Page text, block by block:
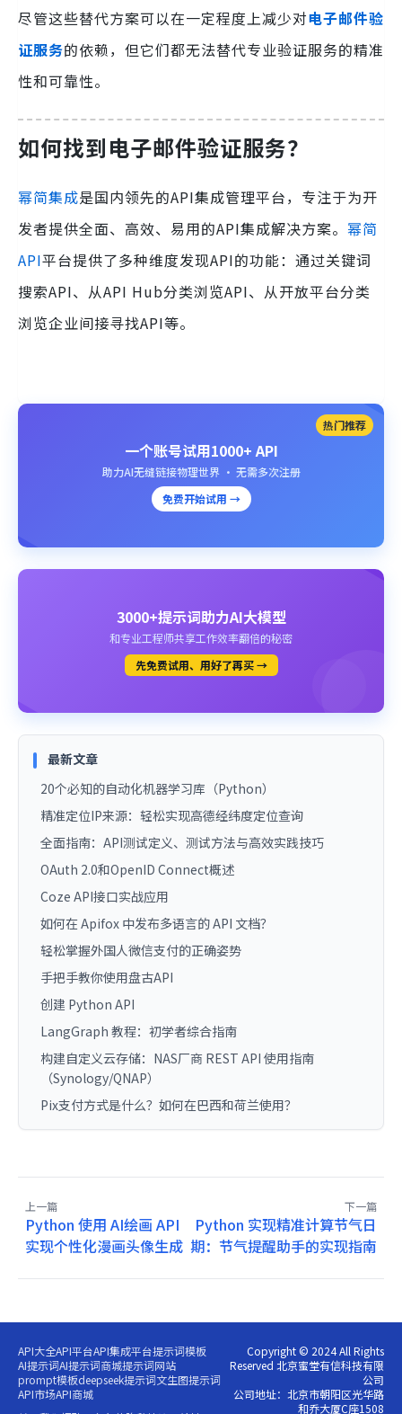
尽管这些替代方案可以在一定程度上减少对电子邮件验
证服务的依赖，但它们都无法替代专业验证服务的精准
性和可靠性。
如何找到电子邮件验证服务？
幂简集成是国内领先的API集成管理平台，专注于为开
发者提供全面、高效、易用的API集成解决方案。 幂简
API平台提供了多种维度发现API的功能：通过关键词
搜索API、从API Hub分类浏览API、从开放平台分类
浏览企业间接寻找API等。
热门推荐
一个账号试用1000+ API
助力AI无缝链接物理世界 · 无需多次注册
免费开始试用 →
3000+提示词助力AI大模型
和专业工程师共享工作效率翻倍的秘密
先免费试用、用好了再买 →
最新文章
20个必知的自动化机器学习库（Python）
精准定位IP来源：轻松实现高德经纬度定位查询
全面指南：API测试定义、测试方法与高效实践技巧
OAuth 2.0和OpenID Connect概述
Coze API接口实战应用
如何在 Apifox 中发布多语言的 API 文档？
轻松掌握外国人微信支付的正确姿势
手把手教你使用盘古API
创建 Python API
LangGraph 教程：初学者综合指南
构建自定义云存储：NAS厂商 REST API 使用指南
（Synology/QNAP）
Pix支付方式是什么？如何在巴西和荷兰使用？
上一篇
Python 使用 AI绘画 API
实现个性化漫画头像生成
下一篇
Python 实现精准计算节气日
期：节气提醒助手的实现指南
API大全API平台API集成平台提示词模板
AI提示词AI提示词商城提示词网站
prompt模板deepseek提示词文生图提示词
API市场API商城
Copyright © 2024 All Rights
Reserved 北京蜜堂有信科技有限
公司
公司地址：北京市朝阳区光华路
和乔大厦C座1508